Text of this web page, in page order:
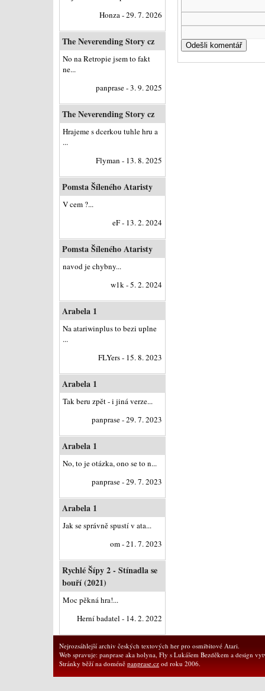
Honza - 29. 7. 2026
The Neverending Story cz
No na Retropie jsem to fakt
ne...
panprase - 3. 9. 2025
The Neverending Story cz
Hrajeme s dcerkou tuhle hru a
...
Flyman - 13. 8. 2025
Pomsta Šíleného Ataristy
V cem ?...
eF - 13. 2. 2024
Pomsta Šíleného Ataristy
navod je chybny...
w1k - 5. 2. 2024
Arabela 1
Na atariwinplus to bezi uplne
...
FLYers - 15. 8. 2023
Arabela 1
Tak beru zpět - i jiná verze...
panprase - 29. 7. 2023
Arabela 1
No, to je otázka, ono se to n...
panprase - 29. 7. 2023
Arabela 1
Jak se správně spustí v ata...
om - 21. 7. 2023
Rychlé Šípy 2 - Stínadla se
bouří (2021)
Moc pěkná hra!...
Herní badatel - 14. 2. 2022
Nejrozsáhlejší archiv českých textových her pro osmibitové Atari.
Web spravuje: panprase aka holyna, Fly s Lukášem Bezděkem a design
Stránky běží na doméně panprase.cz od roku 2006.